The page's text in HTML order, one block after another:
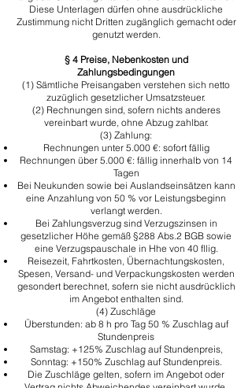
Diese Unterlagen dürfen ohne ausdrückliche
Zustimmung nicht Dritten zugänglich gemacht oder
genutzt werden.
§ 4 Preise, Nebenkosten und
Zahlungsbedingungen
​(1) Sämtliche Preisangaben verstehen sich netto
zuzüglich gesetzlicher Umsatzsteuer.
​(2) Rechnungen sind, sofern nichts anderes
vereinbart wurde, ohne Abzug zahlbar.
(3) Zahlung:
Rechnungen unter 5.000 €: sofort fällig
Rechnungen über 5.000 €: fällig innerhalb von 14
Tagen
Bei Neukunden sowie bei Auslandseinsätzen kann
eine Anzahlung von 50 % vor Leistungsbeginn
verlangt werden.
Bei Zahlungsverzug sind Verzugszinsen in
gesetzlicher Höhe gemäß §288 Abs.2 BGB sowie
eine Verzugspauschale in Hhe von 40 fllig.
Reisezeit, Fahrtkosten, Übernachtungskosten,
Spesen, Versand- und Verpackungskosten werden
gesondert berechnet, sofern sie nicht ausdrücklich
im Angebot enthalten sind.
(4) Zuschläge
Überstunden: ab 8 h pro Tag 50 % Zuschlag auf
Stundenpreis
Samstag: +125% Zuschlag auf Stundenpreis,
Sonntag: +150% Zuschlag auf Stundenpreis.
Die Zuschläge gelten, sofern im Angebot oder